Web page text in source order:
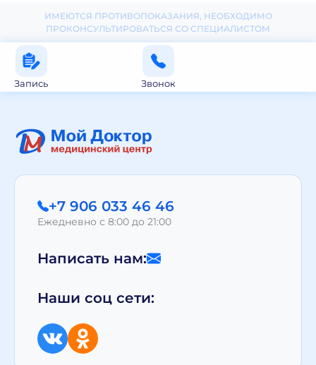
ИМЕЮТСЯ ПРОТИВОПОКАЗАНИЯ, НЕОБХОДИМО
ПРОКОНСУЛЬТИРОВАТЬСЯ СО СПЕЦИАЛИСТОМ
Запись Звонок
+7 906 033 46 46
Ежедневно с 8:00 до 21:00
Написать нам:
Наши соц сети: